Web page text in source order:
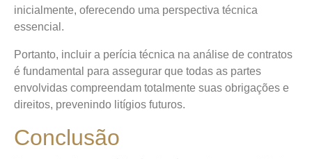
inicialmente, oferecendo uma perspectiva técnica
essencial.
Portanto, incluir a perícia técnica na análise de contratos
é fundamental para assegurar que todas as partes
envolvidas compreendam totalmente suas obrigações e
direitos, prevenindo litígios futuros.
Conclusão